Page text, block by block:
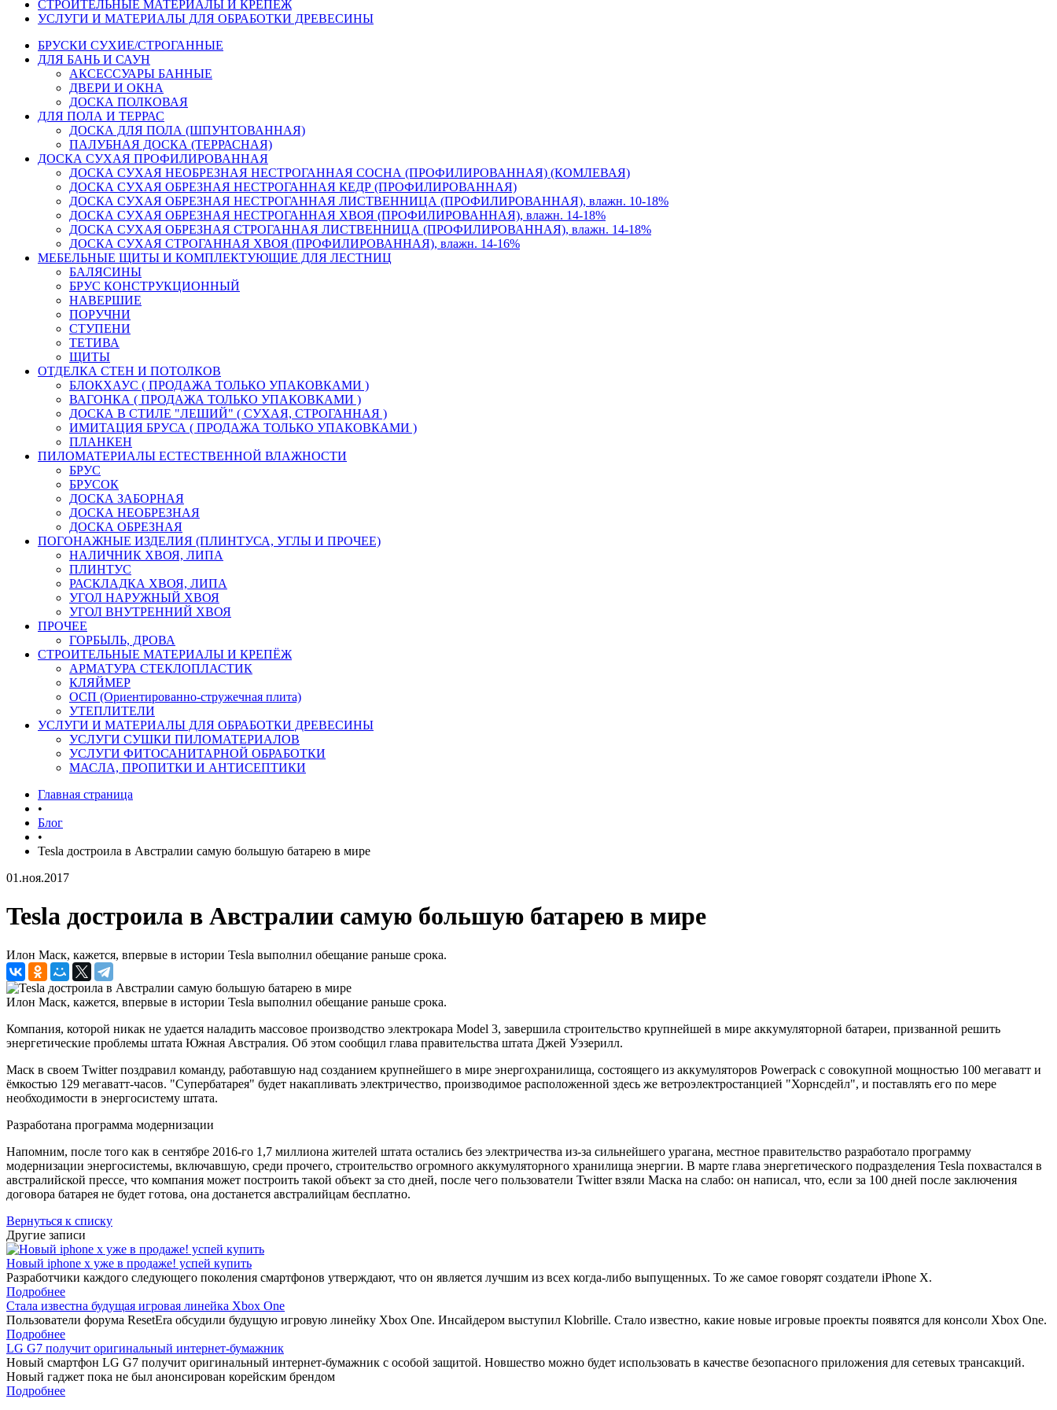
СТРОИТЕЛЬНЫЕ МАТЕРИАЛЫ И КРЕПЁЖ
УСЛУГИ И МАТЕРИАЛЫ ДЛЯ ОБРАБОТКИ ДРЕВЕСИНЫ
БРУСКИ СУХИЕ/СТРОГАННЫЕ
ДЛЯ БАНЬ И САУН
АКСЕССУАРЫ БАННЫЕ
ДВЕРИ И ОКНА
ДОСКА ПОЛКОВАЯ
ДЛЯ ПОЛА И ТЕРРАС
ДОСКА ДЛЯ ПОЛА (ШПУНТОВАННАЯ)
ПАЛУБНАЯ ДОСКА (ТЕРРАСНАЯ)
ДОСКА СУХАЯ ПРОФИЛИРОВАННАЯ
ДОСКА СУХАЯ НЕОБРЕЗНАЯ НЕСТРОГАННАЯ СОСНА (ПРОФИЛИРОВАННАЯ) (КОМЛЕВАЯ)
ДОСКА СУХАЯ ОБРЕЗНАЯ НЕСТРОГАННАЯ КЕДР (ПРОФИЛИРОВАННАЯ)
ДОСКА СУХАЯ ОБРЕЗНАЯ НЕСТРОГАННАЯ ЛИСТВЕННИЦА (ПРОФИЛИРОВАННАЯ), влажн. 10-18%
ДОСКА СУХАЯ ОБРЕЗНАЯ НЕСТРОГАННАЯ ХВОЯ (ПРОФИЛИРОВАННАЯ), влажн. 14-18%
ДОСКА СУХАЯ ОБРЕЗНАЯ СТРОГАННАЯ ЛИСТВЕННИЦА (ПРОФИЛИРОВАННАЯ), влажн. 14-18%
ДОСКА СУХАЯ СТРОГАННАЯ ХВОЯ (ПРОФИЛИРОВАННАЯ), влажн. 14-16%
МЕБЕЛЬНЫЕ ЩИТЫ И КОМПЛЕКТУЮЩИЕ ДЛЯ ЛЕСТНИЦ
БАЛЯСИНЫ
БРУС КОНСТРУКЦИОННЫЙ
НАВЕРШИЕ
ПОРУЧНИ
СТУПЕНИ
ТЕТИВА
ЩИТЫ
ОТДЕЛКА СТЕН И ПОТОЛКОВ
БЛОКХАУС ( ПРОДАЖА ТОЛЬКО УПАКОВКАМИ )
ВАГОНКА ( ПРОДАЖА ТОЛЬКО УПАКОВКАМИ )
ДОСКА В СТИЛЕ "ЛЕШИЙ" ( СУХАЯ, СТРОГАННАЯ )
ИМИТАЦИЯ БРУСА ( ПРОДАЖА ТОЛЬКО УПАКОВКАМИ )
ПЛАНКЕН
ПИЛОМАТЕРИАЛЫ ЕСТЕСТВЕННОЙ ВЛАЖНОСТИ
БРУС
БРУСОК
ДОСКА ЗАБОРНАЯ
ДОСКА НЕОБРЕЗНАЯ
ДОСКА ОБРЕЗНАЯ
ПОГОНАЖНЫЕ ИЗДЕЛИЯ (ПЛИНТУСА, УГЛЫ И ПРОЧЕЕ)
НАЛИЧНИК ХВОЯ, ЛИПА
ПЛИНТУС
РАСКЛАДКА ХВОЯ, ЛИПА
УГОЛ НАРУЖНЫЙ ХВОЯ
УГОЛ ВНУТРЕННИЙ ХВОЯ
ПРОЧЕЕ
ГОРБЫЛЬ, ДРОВА
СТРОИТЕЛЬНЫЕ МАТЕРИАЛЫ И КРЕПЁЖ
АРМАТУРА СТЕКЛОПЛАСТИК
КЛЯЙМЕР
ОСП (Ориентированно-стружечная плита)
УТЕПЛИТЕЛИ
УСЛУГИ И МАТЕРИАЛЫ ДЛЯ ОБРАБОТКИ ДРЕВЕСИНЫ
УСЛУГИ СУШКИ ПИЛОМАТЕРИАЛОВ
УСЛУГИ ФИТОСАНИТАРНОЙ ОБРАБОТКИ
МАСЛА, ПРОПИТКИ И АНТИСЕПТИКИ
Главная страница
•
Блог
•
Tesla достроила в Австралии самую большую батарею в мире
01.ноя.2017
Tesla достроила в Австралии самую большую батарею в мире
Илон Маск, кажется, впервые в истории Tesla выполнил обещание раньше срока.
Илон Маск, кажется, впервые в истории Tesla выполнил обещание раньше срока.
Компания, которой никак не удается наладить массовое производство электрокара Model 3, завершила строительство крупнейшей в мире аккумуляторной батареи, призванной решить
энергетические проблемы штата Южная Австралия. Об этом сообщил глава правительства штата Джей Уэзерилл.
Маск в своем Twitter поздравил команду, работавшую над созданием крупнейшего в мире энергохранилища, состоящего из аккумуляторов Powerpack с совокупной мощностью 100 мегаватт и
ёмкостью 129 мегаватт-часов. "Супербатарея" будет накапливать электричество, производимое расположенной здесь же ветроэлектростанцией "Хорнсдейл", и поставлять его по мере
необходимости в энергосистему штата.
Разработана программа модернизации
Напомним, после того как в сентябре 2016-го 1,7 миллиона жителей штата остались без электричества из-за сильнейшего урагана, местное правительство разработало программу
модернизации энергосистемы, включавшую, среди прочего, строительство огромного аккумуляторного хранилища энергии. В марте глава энергетического подразделения Tesla похвастался в
австралийской прессе, что компания может построить такой объект за сто дней, после чего пользователи Twitter взяли Маска на слабо: он написал, что, если за 100 дней после заключения
договора батарея не будет готова, она достанется австралийцам бесплатно.
Вернуться к списку
Другие записи
Новый iphone x уже в продаже! успей купить
Разработчики каждого следующего поколения смартфонов утверждают, что он является лучшим из всех когда-либо выпущенных. То же самое говорят создатели iPhone X.
Подробнее
Стала известна будущая игровая линейка Xbox One
Пользователи форума ResetEra обсудили будущую игровую линейку Xbox One. Инсайдером выступил Klobrille. Стало известно, какие новые игровые проекты появятся для консоли Xbox One.
Подробнее
LG G7 получит оригинальный интернет-бумажник
Новый смартфон LG G7 получит оригинальный интернет-бумажник с особой защитой. Новшество можно будет использовать в качестве безопасного приложения для сетевых трансакций.
Новый гаджет пока не был анонсирован корейским брендом
Подробнее